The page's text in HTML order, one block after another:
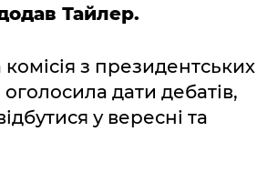
додав Тайлер.
з президентських
дати дебатів,
у вересні та